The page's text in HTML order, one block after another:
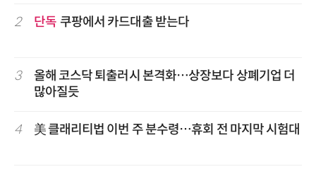
2 단독 쿠팡에서 카드대출 받는다
3
올해 코스닥 퇴출러시 본격화…상장보다 상폐기업 더
많아질듯
4 美 클래리티법 이번 주 분수령…휴회 전 마지막 시험대